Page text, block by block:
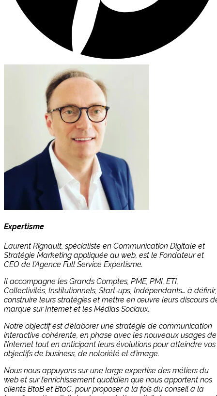
Expertisme
Laurent Rignault, spécialiste en Communication Digitale et
Stratégie Marketing appliquée au web, est le Fondateur et
CEO de l’Agence Full Service Expertisme.
Il accompagne les Grands Comptes, PME, PMI, ETI,
Collectivités, Institutionnels, Start-ups, Indépendants… à définir,
construire leurs stratégies et mettre en œuvre leurs discours
marque sur Internet et les Médias Sociaux.
Notre objectif est d’élaborer une stratégie de communication
interactive cohérente, en phase avec les nouveaux usages de
l’Internet tout en anticipant leurs évolutions pour atteindre vos
objectifs de business, de notoriété et d’image.
Nous nous appuyons sur une large expertise des métiers du
web et sur l’enrichissement quotidien que nous apportent nos
clients BtoB et BtoC, pour proposer à la fois du conseil à la